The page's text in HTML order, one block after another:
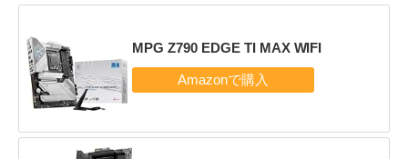
MPG Z790 EDGE TI MAX WIFI